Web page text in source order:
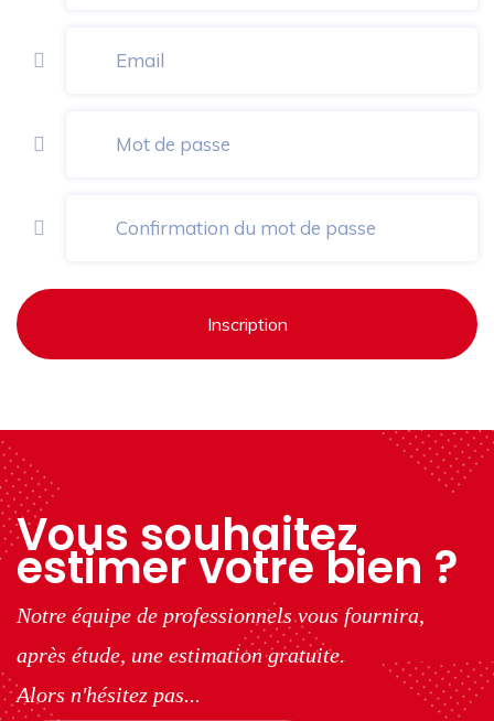
Inscription
Vous souhaitez
estimer votre bien ?
Notre équipe de professionnels vous fournira,
après étude, une estimation gratuite.
Alors n'hésitez pas...